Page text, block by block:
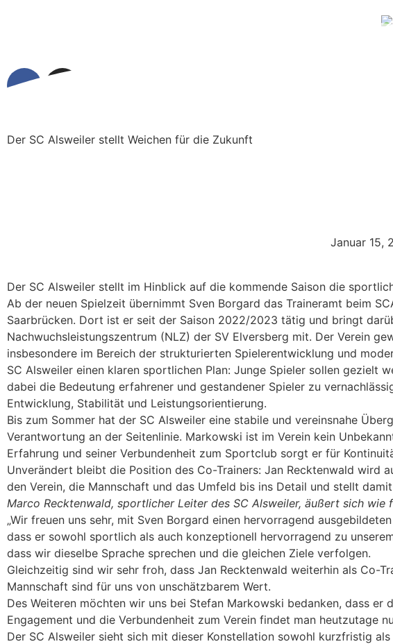
Der SC Alsweiler stellt Weichen für die Zukunft
Januar 15,
Der SC Alsweiler stellt im Hinblick auf die kommende Saison die
Ab der neuen Spielzeit übernimmt Sven Borgard das Traineramt beim
Saarbrücken. Dort ist er seit der Saison 2022/2023 tätig und bringt
Nachwuchsleistungszentrum (NLZ) der SV Elversberg mit. Der Verein
insbesondere im Bereich der strukturierten Spielerentwicklung und
SC Alsweiler einen klaren sportlichen Plan: Junge Spieler sollen
dabei die Bedeutung erfahrener und gestandener Spieler zu
Entwicklung, Stabilität und Leistungsorientierung.
Bis zum Sommer hat der SC Alsweiler eine stabile und vereinsnahe
Verantwortung an der Seitenlinie. Markowski ist im Verein kein
Erfahrung und seiner Verbundenheit zum Sportclub sorgt er für
Unverändert bleibt die Position des Co-Trainers: Jan Recktenwald wird
den Verein, die Mannschaft und das Umfeld bis ins Detail und stellt
Marco Recktenwald, sportlicher Leiter des SC Alsweiler, äußert sich wie
„Wir freuen uns sehr, mit Sven Borgard einen hervorragend
dass er sowohl sportlich als auch konzeptionell hervorragend zu
dass wir dieselbe Sprache sprechen und die gleichen Ziele verfolgen.
Gleichzeitig sind wir sehr froh, dass Jan Recktenwald weiterhin als Co-
Mannschaft sind für uns von unschätzbarem Wert.
Des Weiteren möchten wir uns bei Stefan Markowski bedanken, dass
Engagement und die Verbundenheit zum Verein findet man heutzutage
Der SC Alsweiler sieht sich mit dieser Konstellation sowohl kurzfristig